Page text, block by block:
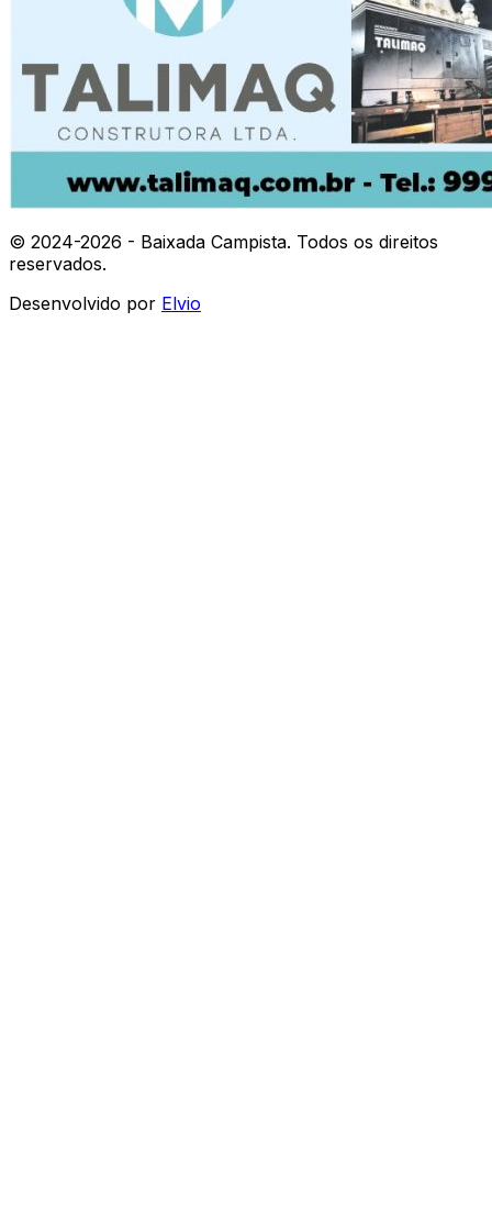
© 2024-2026 - Baixada Campista. Todos os direitos
reservados.
Desenvolvido por Elvio